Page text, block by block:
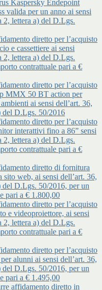
Kaspersky Endepoint
valida per un anno ai sensi
2, lettera a) del D.Lgs.
diretto per l’acquisto
e cassettiere ai sensi
2, lettera a) del D.Lgs.
contrattuale pari a €
diretto per l’acquisto
MMX 50 BT action per
ai sensi dell’art. 36,
del D.Lgs. 50/2016
diretto per l’acquisto
interattivi fino a 86” sensi
2, lettera a) del D.Lgs.
contrattuale pari a €
diretto di fornitura
sito web, ai sensi dell’art. 36,
del D.Lgs. 50/2016, per un
pari a € 1.800,00
diretto per l’acquisto
e videoproiettore, ai sensi
2, lettera a) del D.Lgs.
contrattuale pari a €
diretto per l’acquisto
alunni ai sensi dell’art. 36,
del D.Lgs. 50/2016, per un
pari a € 1.495,00
affidamento diretto in